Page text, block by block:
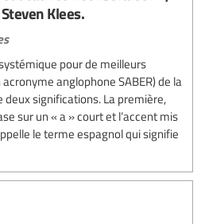
Klees.
pour de meilleurs
anglophone SABER) de la
significations. La première,
sur un « a » court et l’accent mis
le terme espagnol qui signifie